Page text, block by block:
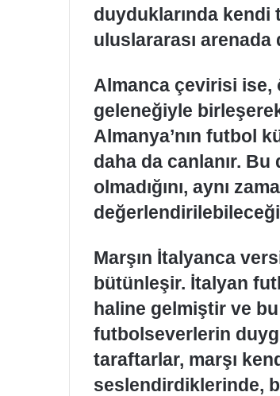
duyduklarında kendi
uluslararası arenada
Almanca çevirisi ise,
geleneğiyle
Almanya’nın futbol
daha da canlanır. Bu
olmadığını, aynı
Marşın İtalyanca
bütünleşir. İtalyan
haline gelmiştir ve
futbolseverlerin
taraftarlar, marşı
seslendirdiklerinde,